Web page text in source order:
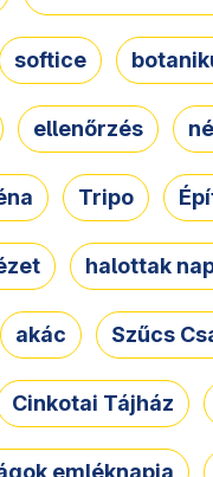
softice
ellenőrzés
Tripo
halottak
akác Szűcs
Cinkotai Tájház
emléknapja